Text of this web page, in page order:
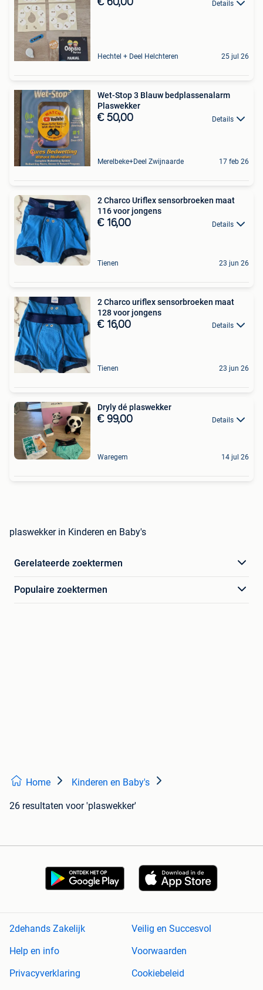
€ 60,00 Details
Hechtel + Deel Helchteren 25 jul 26
Wet-Stop 3 Blauw bedplassenalarm
Plaswekker
€ 50,00 Details
Merelbeke+Deel Zwijnaarde 17 feb 26
2 Charco Uriflex sensorbroeken maat
116 voor jongens
€ 16,00 Details
Tienen 23 jun 26
2 Charco uriflex sensorbroeken maat
128 voor jongens
€ 16,00 Details
Tienen 23 jun 26
Dryly dé plaswekker
€ 99,00 Details
Waregem 14 jul 26
plaswekker in Kinderen en Baby's
Gerelateerde zoektermen
Populaire zoektermen
Home Kinderen en Baby's
26 resultaten voor 'plaswekker'
2dehands Zakelijk
Veilig en Succesvol
Help en info
Voorwaarden
Privacyverklaring
Cookiebeleid